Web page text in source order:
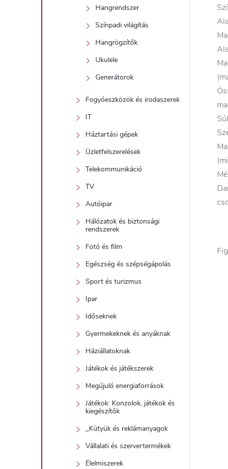
Hangrendszer
Színpadi világítás
Hangrögzítők
Ukulele
Generátorok
Fogyóeszközök és irodaszerek
IT
Háztartási gépek
Üzletfelszerelések
Telekommunikáció
TV
Autóipar
Hálózatok és biztonsági
rendszerek
Fotó és film
Egészség és szépségápolás
Sport és turizmus
Ipar
Időseknek
Gyermekeknek és anyáknak
Háziállatoknak
Játékok és játékszerek
Megújuló energiaforrások
Játékok: Konzolok, játékok és
kiegészítők
_Kütyük és reklámanyagok
Vállalati és szervertermékek
Élelmiszerek